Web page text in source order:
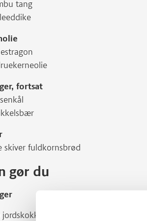
tang
fortsat
skiver fuldkornsbrød
gør du
jordskokkerne rene og bag dem i